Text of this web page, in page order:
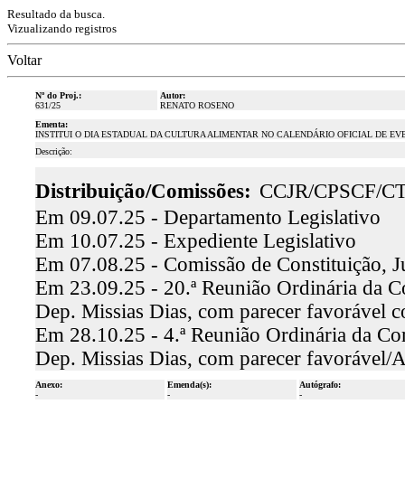
Resultado da busca.
Vizualizando registros
Voltar
Nº do Proj.:
631/25
Autor:
RENATO ROSENO
Ementa:
INSTITUI O DIA ESTADUAL DA CULTURA ALIMENTAR NO CALENDÁRIO OFICIAL DE
Descrição:
Distribuição/Comissões: CCJR/CPSCF/
Em 09.07.25 - Departamento Legislativo
Em 10.07.25 - Expediente Legislativo
Em 07.08.25 - Comissão de Constituição,
Em 23.09.25 - 20.ª Reunião Ordinária da
Dep. Missias Dias, com parecer favorável
Em 28.10.25 - 4.ª Reunião Ordinária da
Dep. Missias Dias, com parecer favorável/
Anexo:
-
Emenda(s):
-
Autógrafo:
-